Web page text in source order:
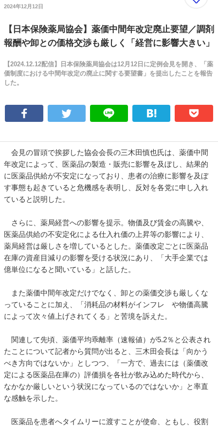
2024年12月12日
【日本保険薬局協会】薬価中間年改定廃止要望／調剤
報酬や卸との価格交渉も厳しく「経営に影響大きい」
【2024.12.12配信】日本保険薬局協会は12月12日に定例会見を開き、「薬
価制度における中間年改定の廃止に関する要望書」を提出したことを報告
した。
会見の冒頭で挨拶した協会会長の三木田慎也氏は、薬価中間
年改定によって、医薬品の製造・販売に影響を及ぼし、結果的
に医薬品供給が不安定になっており、患者の治療に影響を及ぼ
す事態も起きていると危機感を表明し、反対を各党に申し入れ
ていると説明した。
さらに、薬局経営への影響を提示。物価及び賃金の高騰や、
医薬品供給の不安定化による仕入れ価の上昇等の影響により、
薬局経営は厳しさを増しているとした。薬価改定ごとに医薬品
在庫の資産目減りの影響を受ける状況にあり、「大手企業では
億単位になると聞いている」と話した。
また薬価中間年改定だけでなく、卸との薬価交渉も厳しくな
っていることに加え、「消耗品の材料がインフレ や物価高騰
によって次々値上げされてくる」と苦境を訴えた。
関連して先頃、薬価平均乖離率（速報値）が5.2％と公表され
たことについて記者から質問が出ると、三木田会長は「向かう
べき方向ではないか」としつつ、「一方で、過去には（薬価改
定による医薬品在庫の）評価損を各社が飲み込めた時代から、
なかなか厳しいという状況になっているのではないか」と率直
な感触を示した。
医薬品を患者へタイムリーに渡すことが使命、ともし、役割